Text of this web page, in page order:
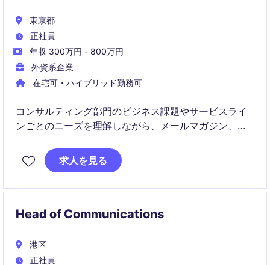
東京都
正社員
年収 300万円 - 800万円
外資系企業
在宅可・ハイブリッド勤務可
コンサルティング部門のビジネス課題やサービスライ
ンごとのニーズを理解しながら、メールマガジン、セ
い施策を推進いただきます。ビジネスサイドとの日常
的なコミュニケーションを通じて信頼関係を構築し、
求人を見る
Head of Communications
港区
正社員